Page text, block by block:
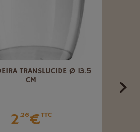
TRANSLUCIDE Ø 13.5
CM
2.26€TTC